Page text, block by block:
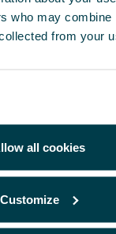
who may
from your
all cookies
Customize
su concesionaria CUPRA.